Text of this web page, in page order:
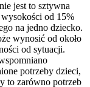
jest to sztywna
wysokości od 15%
na jedno dziecko.
wynosić od około
od sytuacji.
potrzeby dzieci,
to zarówno potrzeb